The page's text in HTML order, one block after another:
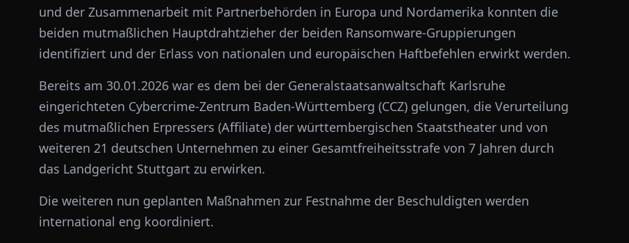
und der Zusammenarbeit mit Partnerbehörden in Europa und Nordamerika konnten die
beiden mutmaßlichen Hauptdrahtzieher der beiden Ransomware-Gruppierungen
identifiziert und der Erlass von nationalen und europäischen Haftbefehlen erwirkt werden.
Bereits am 30.01.2026 war es dem bei der Generalstaatsanwaltschaft Karlsruhe
eingerichteten Cybercrime-Zentrum Baden-Württemberg (CCZ) gelungen, die Verurteilung
des mutmaßlichen Erpressers (Affiliate) der württembergischen Staatstheater und von
weiteren 21 deutschen Unternehmen zu einer Gesamtfreiheitsstrafe von 7 Jahren durch
das Landgericht Stuttgart zu erwirken.
Die weiteren nun geplanten Maßnahmen zur Festnahme der Beschuldigten werden
international eng koordiniert.